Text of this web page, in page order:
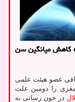
کاهش میانگین سن
عضو هیئت علمی
را دومین علت
در خون رسانی به